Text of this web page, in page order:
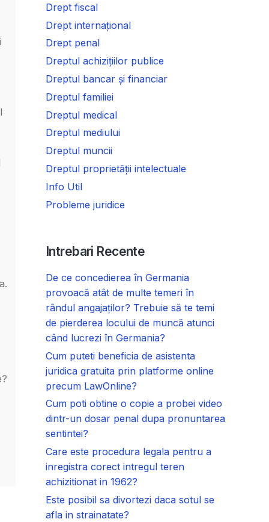
Drept fiscal
Drept internațional
Drept penal
Dreptul achizițiilor publice
Dreptul bancar și financiar
Dreptul familiei
Dreptul medical
Dreptul mediului
Dreptul muncii
Dreptul proprietății intelectuale
Info Util
Probleme juridice
Intrebari Recente
De ce concedierea în Germania
provoacă atât de multe temeri în
rândul angajaților? Trebuie să te temi
de pierderea locului de muncă atunci
când lucrezi în Germania?
Cum puteti beneficia de asistenta
juridica gratuita prin platforme online
precum LawOnline?
Cum poti obtine o copie a probei video
dintr-un dosar penal dupa pronuntarea
sentintei?
Care este procedura legala pentru a
inregistra corect intregul teren
achizitionat in 1962?
Este posibil sa divortezi daca sotul se
afla in strainatate?